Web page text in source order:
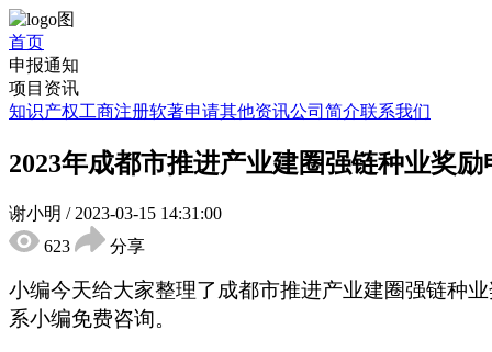
首页
申报通知
项目资讯
知识产权工商注册软著申请其他资讯公司简介联系我们
2023年成都市推进产业建圈强链种业奖
谢小明 / 2023-03-15 14:31:00
623
分享
小编今天给大家整理了成都市推进产业建圈强链种
系小编免费咨询。